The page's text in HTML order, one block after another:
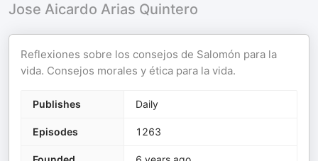
Jose Aicardo Arias Quintero
Reflexiones sobre los consejos de Salomón para la
vida. Consejos morales y ética para la vida.
Publishes Daily
Episodes 1263